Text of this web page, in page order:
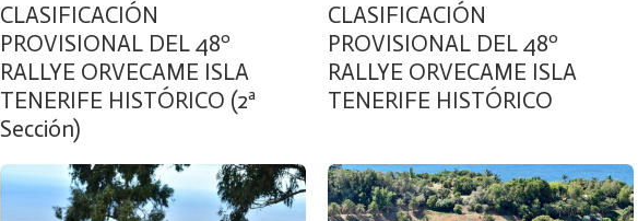
CLASIFICACIÓN
PROVISIONAL DEL 48º
RALLYE ORVECAME ISLA
TENERIFE HISTÓRICO (2ª
Sección)
CLASIFICACIÓN
PROVISIONAL DEL 48º
RALLYE ORVECAME ISLA
TENERIFE HISTÓRICO